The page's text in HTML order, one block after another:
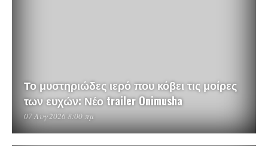
Το μυστηριώδες ιερό που κόβει τις μοίρες
των ευχών: Νέο trailer Onimusha
07 Αυγ 2026 8:00 πμ